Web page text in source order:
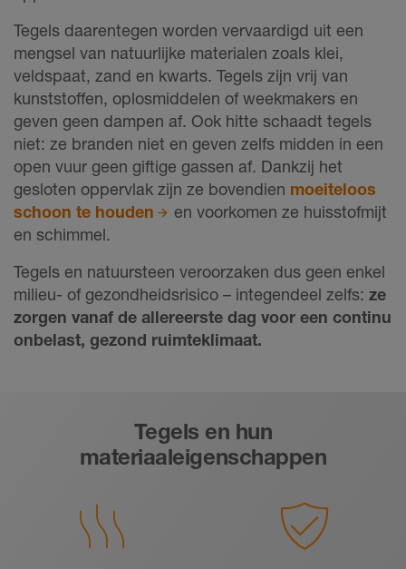
Tegels daarentegen worden vervaardigd uit een
mengsel van natuurlijke materialen zoals klei,
veldspaat, zand en kwarts. Tegels zijn vrij van
kunststoffen, oplosmiddelen of weekmakers en
geven geen dampen af. Ook hitte schaadt tegels
niet: ze branden niet en geven zelfs midden in een
open vuur geen giftige gassen af. Dankzij het
gesloten oppervlak zijn ze bovendien moeiteloos
schoon te houden
en voorkomen ze huisstofmijt
en schimmel.
Tegels en natuursteen veroorzaken dus geen enkel
milieu- of gezondheidsrisico – integendeel zelfs: ze
zorgen vanaf de allereerste dag voor een continu
onbelast, gezond ruimteklimaat.
Tegels en hun
materiaaleigenschappen